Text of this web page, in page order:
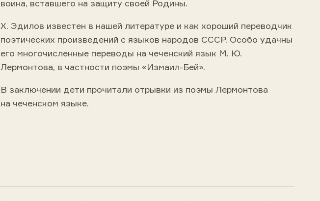
воина, вставшего на защиту своей Родины.
X. Эдилов известен в нашей литературе и как хороший переводчик
поэтических произведений с языков народов СССР. Особо удачны
его многочисленные переводы на чеченский язык М. Ю.
Лермонтова, в частности поэмы «Измаил-Бей».
В заключении дети прочитали отрывки из поэмы Лермонтова
на чеченском языке.